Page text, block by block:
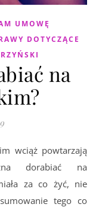
UMOWĘ
DOTYCZĄCE
na
wciąż powtarzają
dorabiać na
za co żyć, nie
tego co